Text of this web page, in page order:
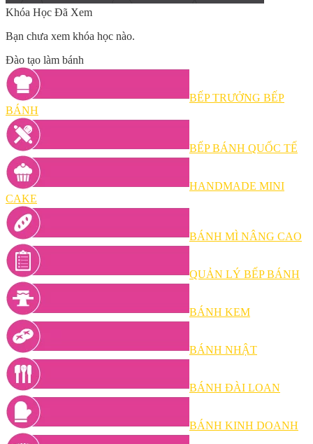
Khóa Học Đã Xem
Bạn chưa xem khóa học nào.
Đào tạo làm bánh
BẾP TRƯỞNG BẾP
BÁNH
BẾP BÁNH QUỐC TẾ
HANDMADE MINI
CAKE
BÁNH MÌ NÂNG CAO
QUẢN LÝ BẾP BÁNH
BÁNH KEM
BÁNH NHẬT
BÁNH ĐÀI LOAN
BÁNH KINH DOANH